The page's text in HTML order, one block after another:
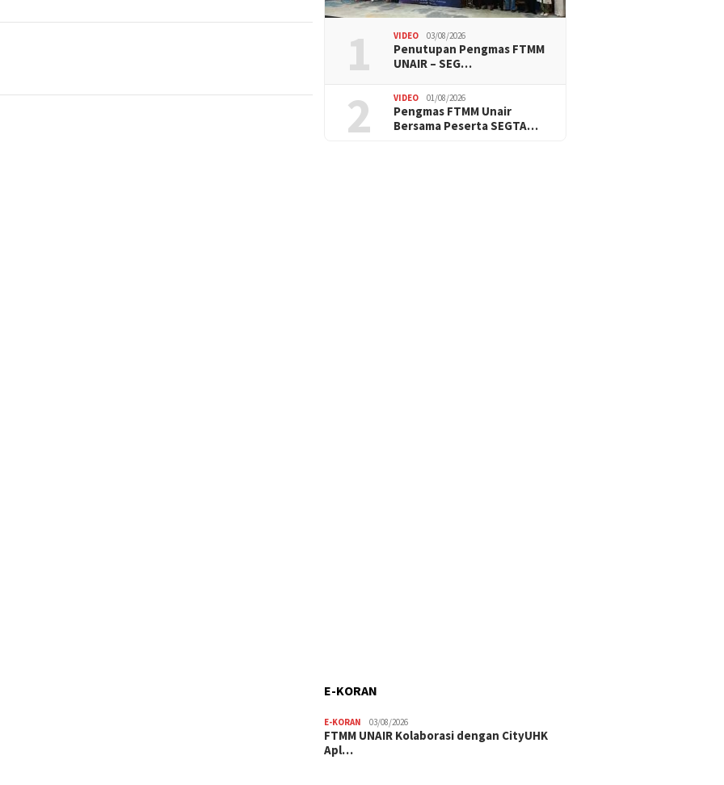
1 VIDEO 03/08/2026
Penutupan Pengmas FTMM
UNAIR – SEG…
2 VIDEO 01/08/2026
Pengmas FTMM Unair
Bersama Peserta SEGTA…
E-KORAN
E-KORAN 03/08/2026
FTMM UNAIR Kolaborasi dengan CityUHK
Apl…